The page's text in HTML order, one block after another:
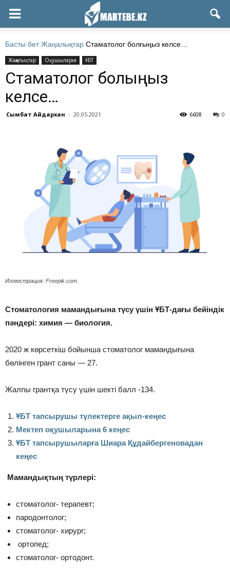
Басты бет Жаңалықтар Стаматолог болғыңыз келсе…
Жаңалықтар Оқушыларға ҰБТ
Стаматолог болғыңыз
келсе…
Сымбат Айдархан - 20.05.2021 0
6608
Иллюстрация: Freepik.com
Стоматология мамандығына түсу үшін ҰБТ-дағы бейіндік
пәндері: химия — биология.
2020 ж көрсеткіш бойынша стоматолог мамандығына
бөлінген грант саны — 27.
Жалпы грантқа түсу үшін шекті балл -134.
ҰБТ тапсырушы түлектерге ақыл-кеңес
Мектеп оқушыларына 6 кеңес
ҰБТ тапсырушыларға Шиара Құдайбергеновадан
кеңес
Мамандықтың түрлері:
стоматолог- терапевт;
пародонтолог;
стоматолог- хирург;
ортопед;
стоматолог- ортодонт.